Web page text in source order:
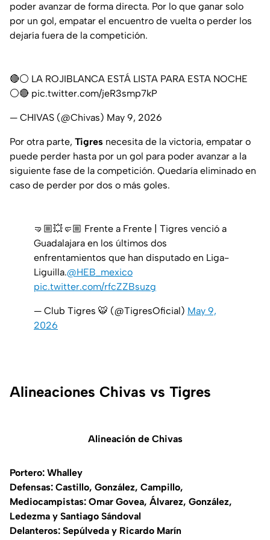
poder avanzar de forma directa. Por lo que ganar solo
por un gol, empatar el encuentro de vuelta o perder los
dejaría fuera de la competición.
🔴⚪️ LA ROJIBLANCA ESTÁ LISTA PARA ESTA NOCHE
⚪️🔴 pic.twitter.com/jeR3smp7kP
— CHIVAS (@Chivas) May 9, 2026
Por otra parte, Tigres necesita de la victoria, empatar o
puede perder hasta por un gol para poder avanzar a la
siguiente fase de la competición. Quedaría eliminado en
caso de perder por dos o más goles.
🤜🏼💥🤛🏼 Frente a Frente | Tigres venció a
Guadalajara en los últimos dos
enfrentamientos que han disputado en Liga-
Liguilla.@HEB_mexico
pic.twitter.com/rfcZZBsuzg
— Club Tigres 🐯 (@TigresOficial) May 9,
2026
Alineaciones Chivas vs Tigres
Alineación de Chivas
Portero: Whalley
Defensas: Castillo, González, Campillo,
Mediocampistas: Omar Govea, Álvarez, González,
Ledezma y Santiago Sándoval
Delanteros: Sepúlveda y Ricardo Marín